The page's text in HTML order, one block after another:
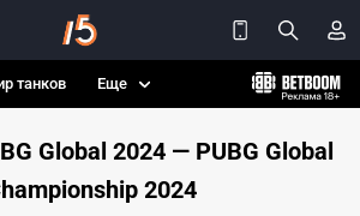
танков Еще
Global 2024 — PUBG Global
2024